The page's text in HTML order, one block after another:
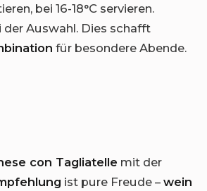
bei 16-18°C servieren.
der Auswahl. Dies schafft
für besondere Abende.
con Tagliatelle mit der
ist pure Freude – wein